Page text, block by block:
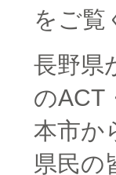
をご覧
長野県
のACT
本市か
県民の